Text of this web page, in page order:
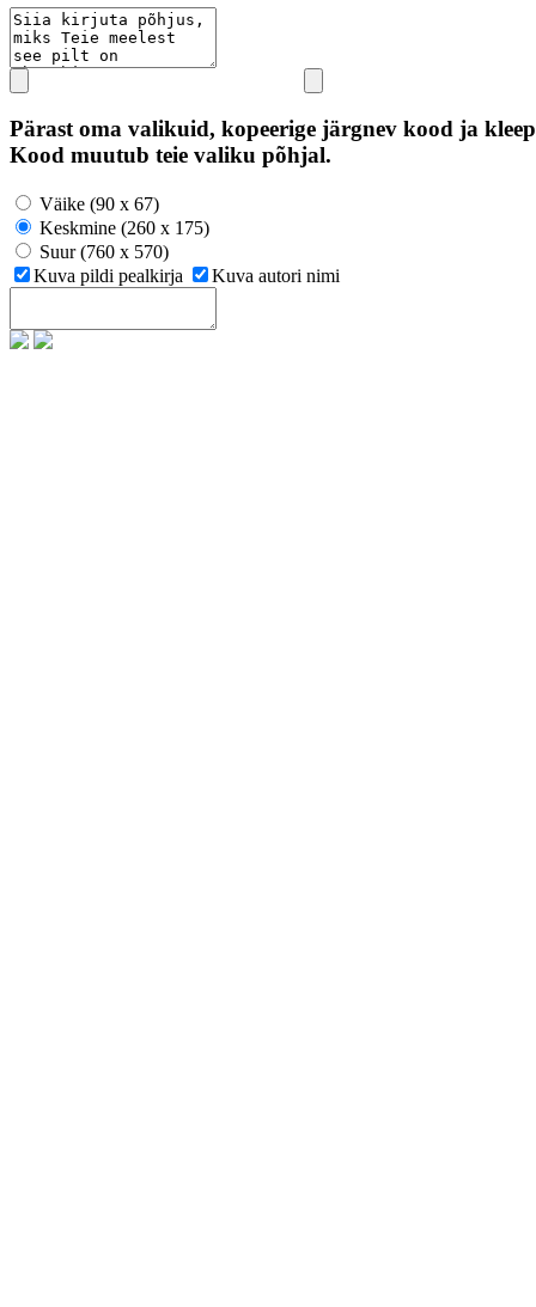
Pärast oma valikuid, kopeerige järgnev kood ja
Kood muutub teie valiku põhjal.
Väike (90 x 67)
Keskmine (260 x 175)
Suur (760 x 570)
Kuva pildi pealkirja
Kuva autori nimi